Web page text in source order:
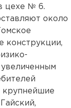
цехе № 6.
около
конструкции,
крупнейшие